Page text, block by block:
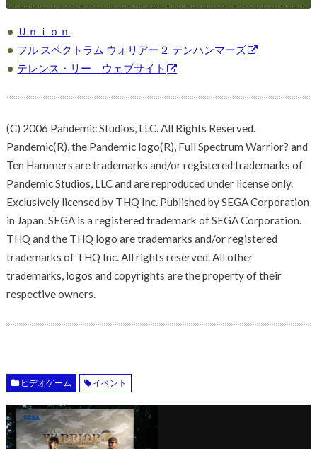
Ｕｎｉｏｎ
フル スペクトラム ウォリアー２ テンハンマーズ
テレンス・リー ウェブサイト
(C) 2006 Pandemic Studios, LLC. All Rights Reserved.
Pandemic(R), the Pandemic logo(R), Full Spectrum Warrior? and
Ten Hammers are trademarks and/or registered trademarks of
Pandemic Studios, LLC and are reproduced under license only.
Exclusively licensed by THQ Inc. Published by SEGA Corporation
in Japan. SEGA is a registered trademark of SEGA Corporation.
THQ and the THQ logo are trademarks and/or registered
trademarks of THQ Inc. All rights reserved. All other
trademarks, logos and copyrights are the property of their
respective owners.
ビデオゲーム イベント